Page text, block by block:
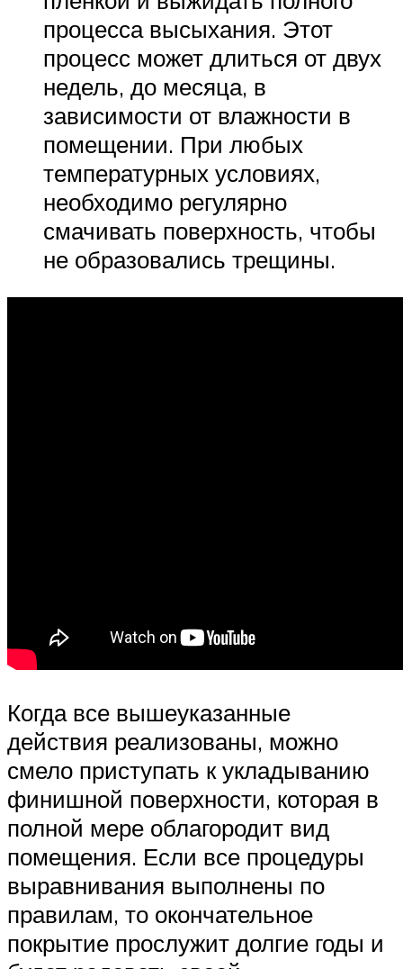
процесса высыхания. Этот
процесс может длиться от двух
недель, до месяца, в
зависимости от влажности в
помещении. При любых
температурных условиях,
необходимо регулярно
смачивать поверхность, чтобы
не образовались трещины.
Когда все вышеуказанные
действия реализованы, можно
смело приступать к укладыванию
финишной поверхности, которая в
полной мере облагородит вид
помещения. Если все процедуры
выравнивания выполнены по
правилам, то окончательное
покрытие прослужит долгие годы и